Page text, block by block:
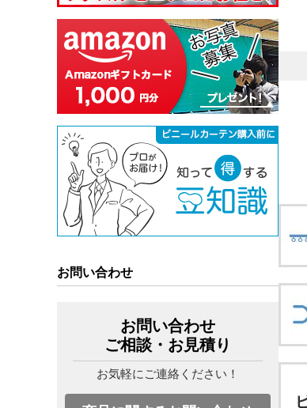
お問い合わせ
お問い合わせ
ご相談・お見積り
お気軽にご連絡ください！